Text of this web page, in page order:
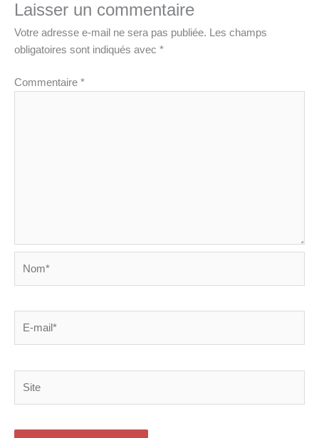
Laisser un commentaire
Votre adresse e-mail ne sera pas publiée.
Les champs
obligatoires sont indiqués avec *
Commentaire *